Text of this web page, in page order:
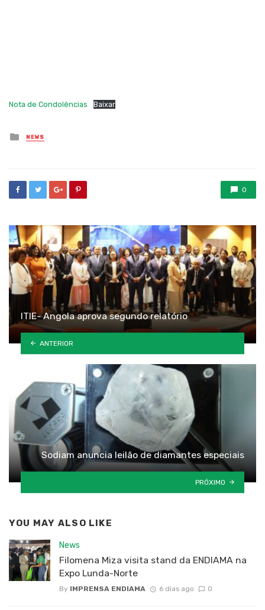
Nota de Condolências Baixar
Posted
in
NEWS
0
ITIE- Angola aprova segundo relatório
ANTERIOR
Sodiam anuncia leilão de diamantes especiais
PRÓXIMO
YOU MAY ALSO LIKE
News
Filomena Miza visita stand da ENDIAMA na
Expo Lunda-Norte
By IMPRENSA ENDIAMA 6 dias ago 0